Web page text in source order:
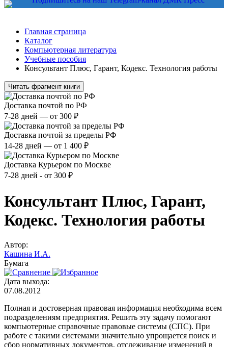
Главная страница
Каталог
Компьютерная литература
Учебные пособия
Консультант Плюс, Гарант, Кодекс. Технология работы
Читать фрагмент книги
Доставка почтой по РФ
7-28 дней — от 300 ₽
Доставка почтой за пределы РФ
14-28 дней — от 1 400 ₽
Доставка Курьером по Москве
7-28 дней - от 300 ₽
Консультант Плюс, Гарант,
Кодекс. Технология работы
Автор:
Кашина И.А.
Бумага
Дата выхода:
07.08.2012
Полная и достоверная правовая информация необходима всем
подразделениям предприятия. Решить эту задачу помогают
компьютерные справочные правовые системы (СПС). При
работе с такими системами значительно упрощается поиск и
сбор нормативных документов, отслеживание изменений в